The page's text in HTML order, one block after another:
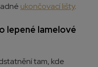
ukončovací lišty.
lepené lamelové
tam, kde